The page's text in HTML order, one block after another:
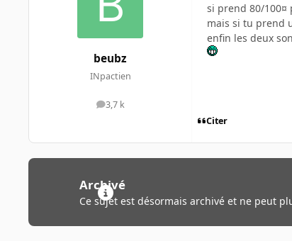
beubz
INpactien
3,7 k
messages
si prend 80/100¤
mais si tu prend
enfin les deux
Citer
Archivé
Ce sujet est désormais archivé et ne peut